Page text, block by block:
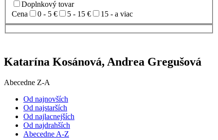
Doplnkový tovar
Cena
0 - 5 € 5 - 15 € 15 - a viac
Katarína Kosánová, Andrea Gregušová
Abecedne Z-A
Od najnovších
Od najstarších
Od najlacnejších
Od najdrahších
Abecedne A-Z